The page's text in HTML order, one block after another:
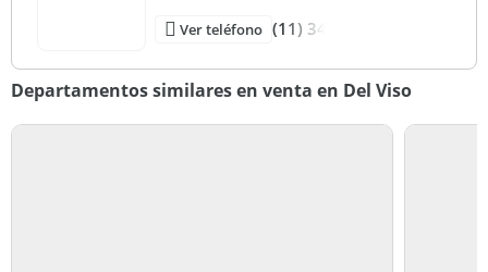
Ver teléfono (11) 34
Departamentos similares en venta en Del Viso